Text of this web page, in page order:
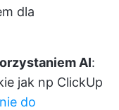
dla
AI:
jak np ClickUp
do